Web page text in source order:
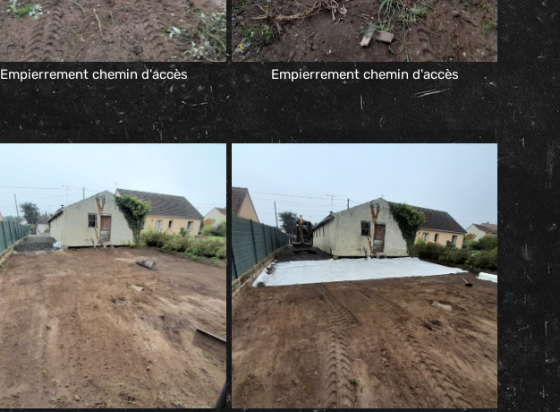
Empierrement chemin d'accès Empierrement chemin d'accès